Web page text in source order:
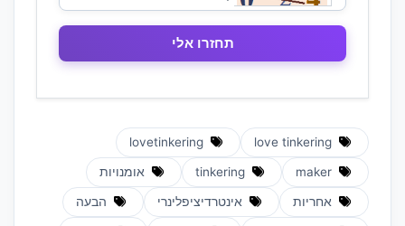
אומנויות
אחריות אינטרדיציפלינרי הבעה